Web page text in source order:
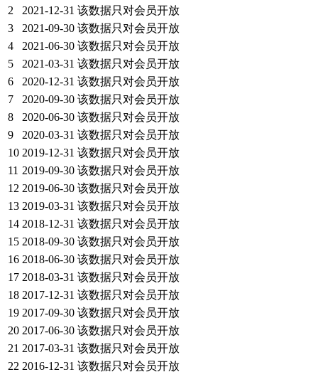
2
2021-12-31 该数据只对会员开放
3
2021-09-30 该数据只对会员开放
4
2021-06-30 该数据只对会员开放
5
2021-03-31 该数据只对会员开放
6
2020-12-31 该数据只对会员开放
7
2020-09-30 该数据只对会员开放
8
2020-06-30 该数据只对会员开放
9
2020-03-31 该数据只对会员开放
10 2019-12-31 该数据只对会员开放
11 2019-09-30 该数据只对会员开放
12 2019-06-30 该数据只对会员开放
13 2019-03-31 该数据只对会员开放
14 2018-12-31 该数据只对会员开放
15 2018-09-30 该数据只对会员开放
16 2018-06-30 该数据只对会员开放
17 2018-03-31 该数据只对会员开放
18 2017-12-31 该数据只对会员开放
19 2017-09-30 该数据只对会员开放
20 2017-06-30 该数据只对会员开放
21 2017-03-31 该数据只对会员开放
22 2016-12-31 该数据只对会员开放